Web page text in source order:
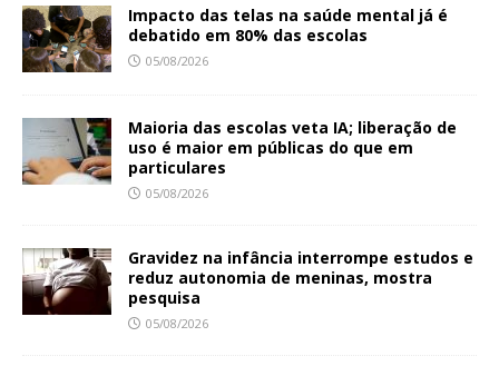
Impacto das telas na saúde mental já é
debatido em 80% das escolas
05/08/2026
Maioria das escolas veta IA; liberação de
uso é maior em públicas do que em
particulares
05/08/2026
Gravidez na infância interrompe estudos e
reduz autonomia de meninas, mostra
pesquisa
05/08/2026